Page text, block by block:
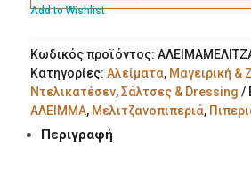
Add to Wishlist
Κωδικός προϊόντος:
Κατηγορίες: Αλείματα, Μαγειρική &
Ντελικατέσεν,Σάλτσες & Dressing
ΑΛΕΙΜΜΑ, Μελιτζανοπιπεριά,
Περιγραφή